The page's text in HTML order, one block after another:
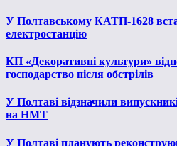
У Полтавському КАТП-1628
електростанцію
КП «Декоративні культури»
господарство після обстрілів
У Полтаві відзначили
на НМТ
У Полтаві планують